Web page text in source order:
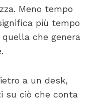
Meno tempo
più tempo
che genera
a un desk,
su ciò che conta